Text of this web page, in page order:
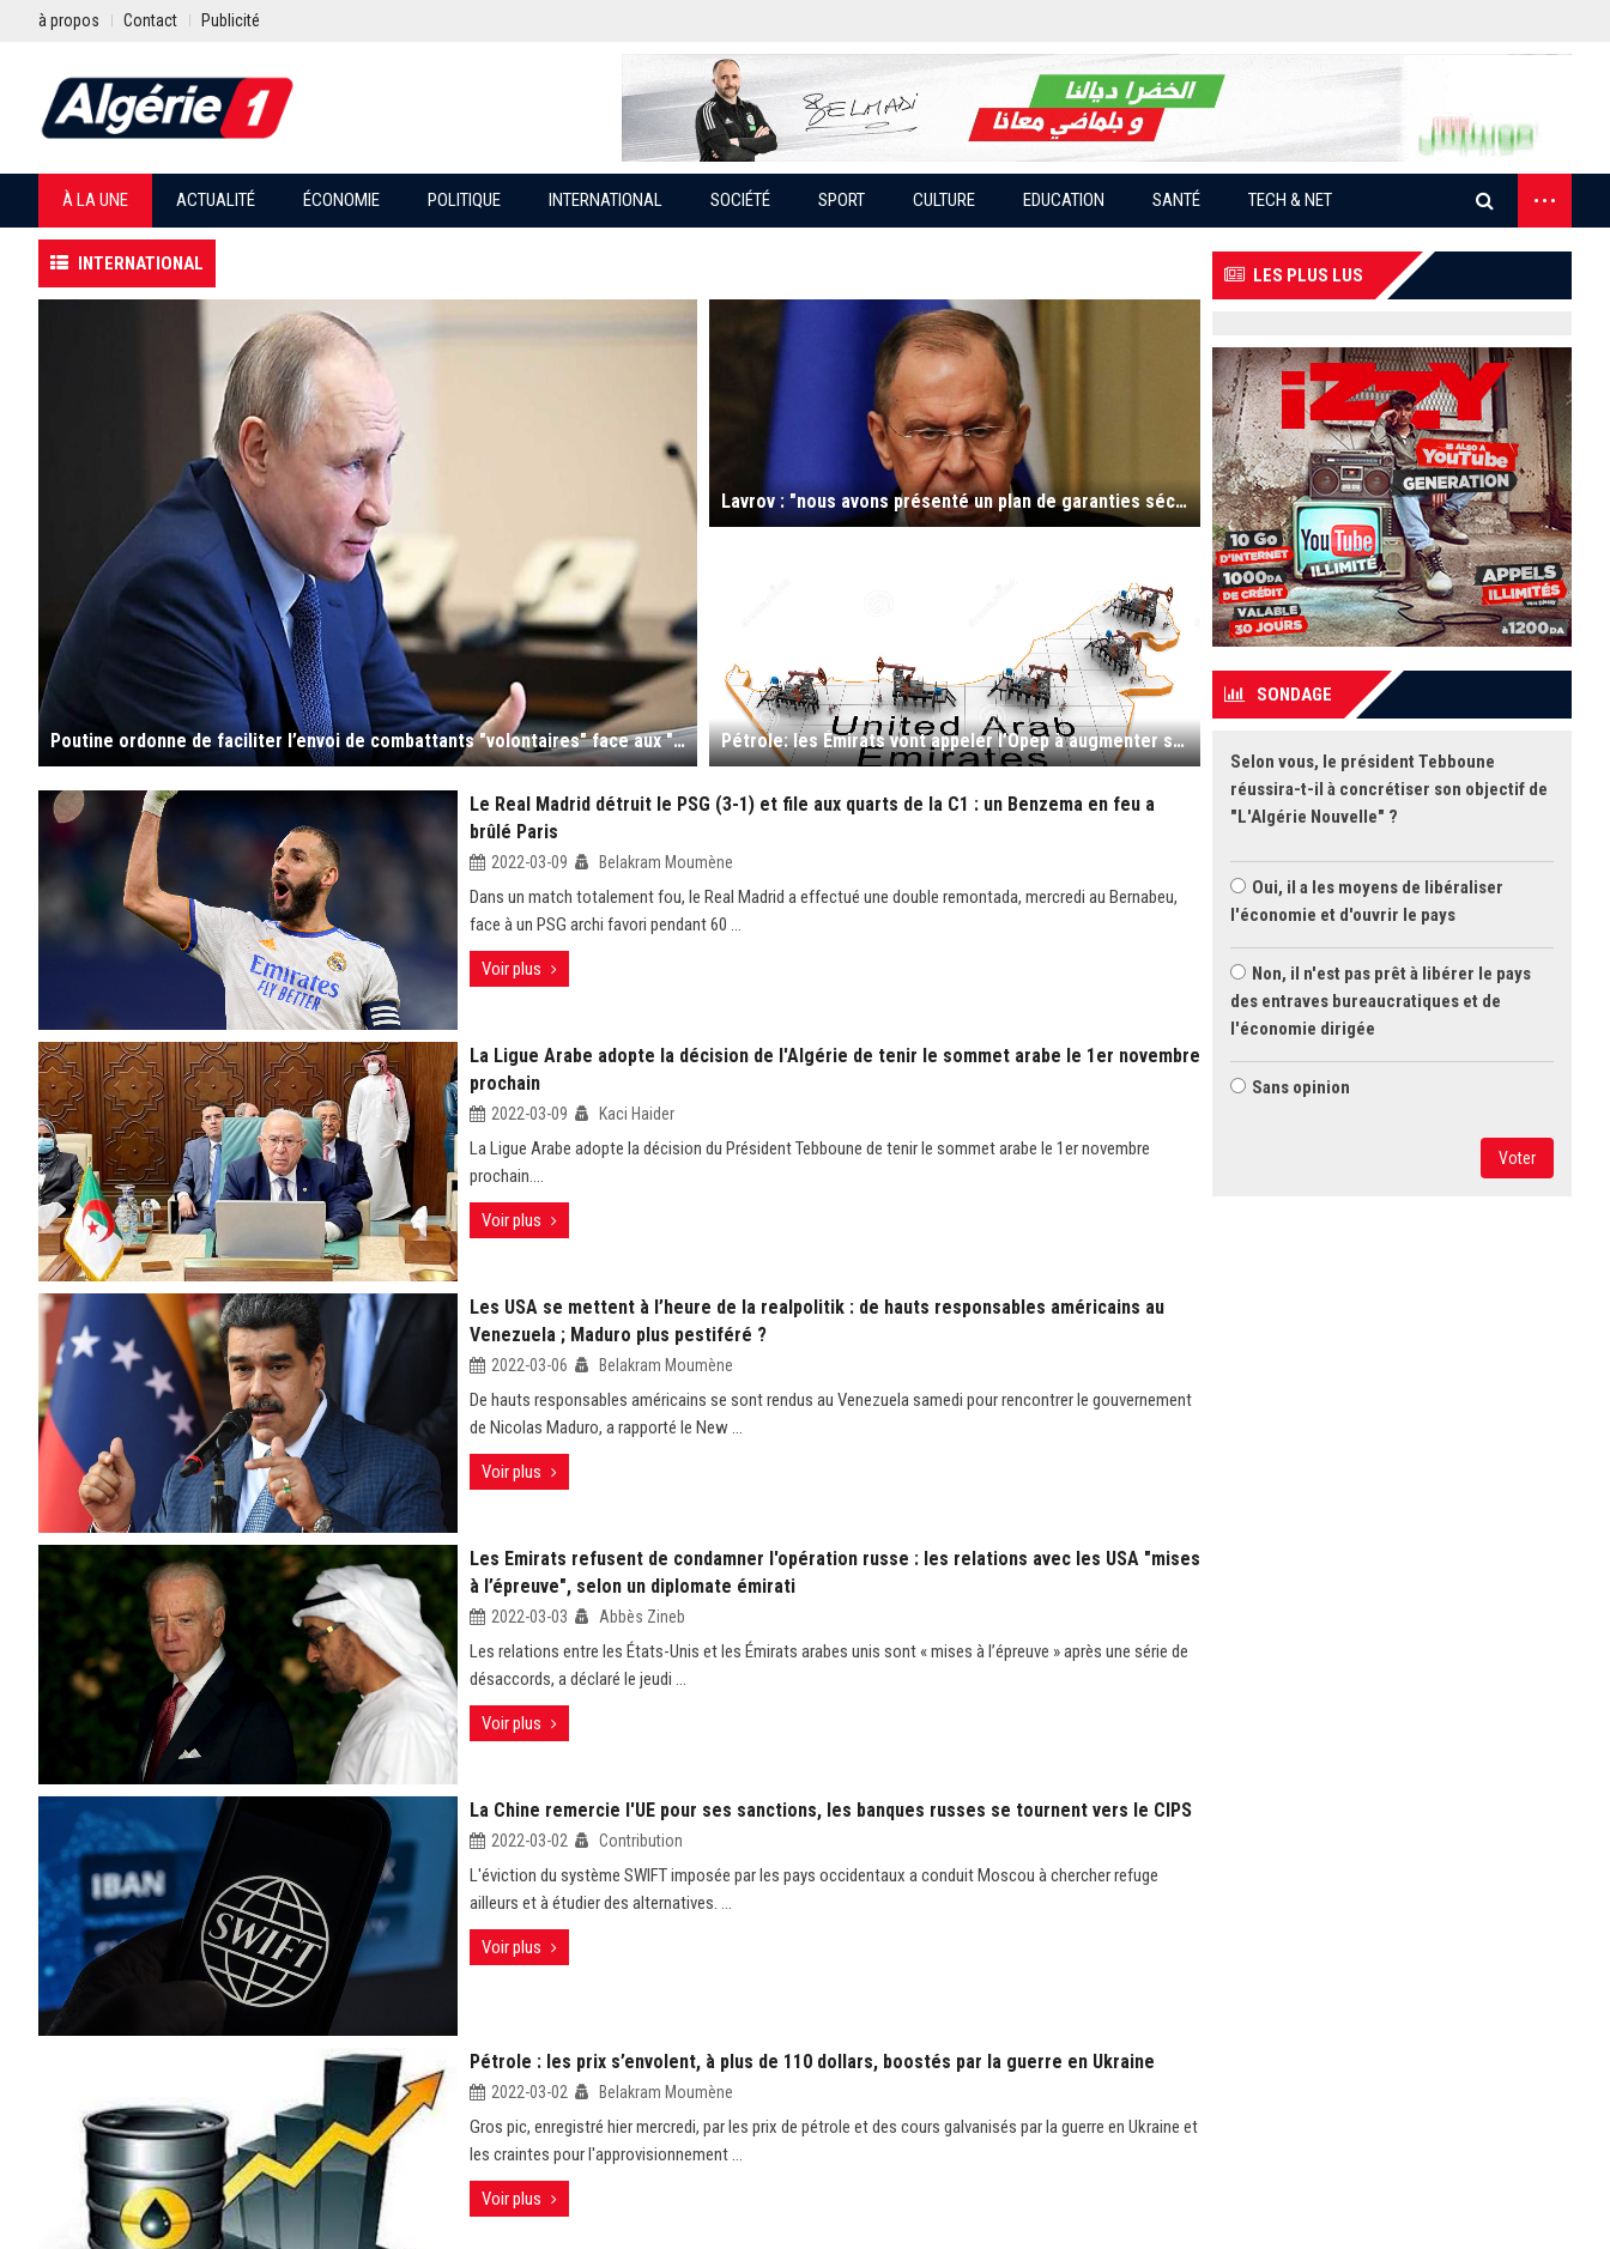
à propos Contact Publicité
À LA UNE ACTUALITÉ ÉCONOMIE POLITIQUE INTERNATIONAL SOCIÉTÉ SPORT CULTURE EDUCATION SANTÉ TECH & NET ...
INTERNATIONAL
Poutine ordonne de faciliter l’envoi de combattants "volontaires" face aux "mercenaires du monde entier"
Lavrov : "nous avons présenté un plan de garanties sécuritaires pour toute l’Europe, incluant l’Ukraine, mais il a été rejeté par les Occidentaux"
Pétrole: les Émirats vont appeler l’Opep à augmenter sa production
Le Real Madrid détruit le PSG (3-1) et file aux quarts de la C1 : un Benzema en feu a
brûlé Paris
2022-03-09 Belakram Moumène
Dans un match totalement fou, le Real Madrid a effectué une double remontada, mercredi au Bernabeu,
face à un PSG archi favori pendant 60 ...
Voir plus
La Ligue Arabe adopte la décision de l'Algérie de tenir le sommet arabe le 1er novembre
prochain
2022-03-09 Kaci Haider
La Ligue Arabe adopte la décision du Président Tebboune de tenir le sommet arabe le 1er novembre
prochain....
Voir plus
Les USA se mettent à l’heure de la realpolitik : de hauts responsables américains au
Venezuela ; Maduro plus pestiféré ?
2022-03-06 Belakram Moumène
De hauts responsables américains se sont rendus au Venezuela samedi pour rencontrer le gouvernement
de Nicolas Maduro, a rapporté le New ...
Voir plus
Les Emirats refusent de condamner l'opération russe : les relations avec les USA "mises
à l’épreuve", selon un diplomate émirati
2022-03-03 Abbès Zineb
Les relations entre les États-Unis et les Émirats arabes unis sont « mises à l’épreuve » après une série de
désaccords, a déclaré le jeudi ...
Voir plus
La Chine remercie l'UE pour ses sanctions, les banques russes se tournent vers le CIPS
2022-03-02 Contribution
L'éviction du système SWIFT imposée par les pays occidentaux a conduit Moscou à chercher refuge
ailleurs et à étudier des alternatives. ...
Voir plus
Pétrole : les prix s’envolent, à plus de 110 dollars, boostés par la guerre en Ukraine
2022-03-02 Belakram Moumène
Gros pic, enregistré hier mercredi, par les prix de pétrole et des cours galvanisés par la guerre en Ukraine et
les craintes pour l'approvisionnement ...
Voir plus
LES PLUS LUS
SONDAGE
Selon vous, le président Tebboune
réussira-t-il à concrétiser son objectif de
"L'Algérie Nouvelle" ?
Oui, il a les moyens de libéraliser
l'économie et d'ouvrir le pays
Non, il n'est pas prêt à libérer le pays
des entraves bureaucratiques et de
l'économie dirigée
Sans opinion
Voter